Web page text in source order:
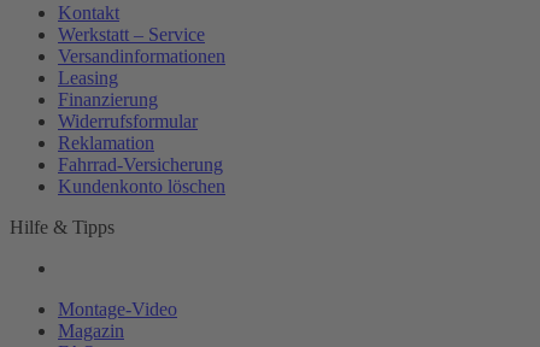
Kontakt
Werkstatt – Service
Versandinformationen
Leasing
Finanzierung
Widerrufsformular
Reklamation
Fahrrad-Versicherung
Kundenkonto löschen
Hilfe & Tipps
Montage-Video
Magazin